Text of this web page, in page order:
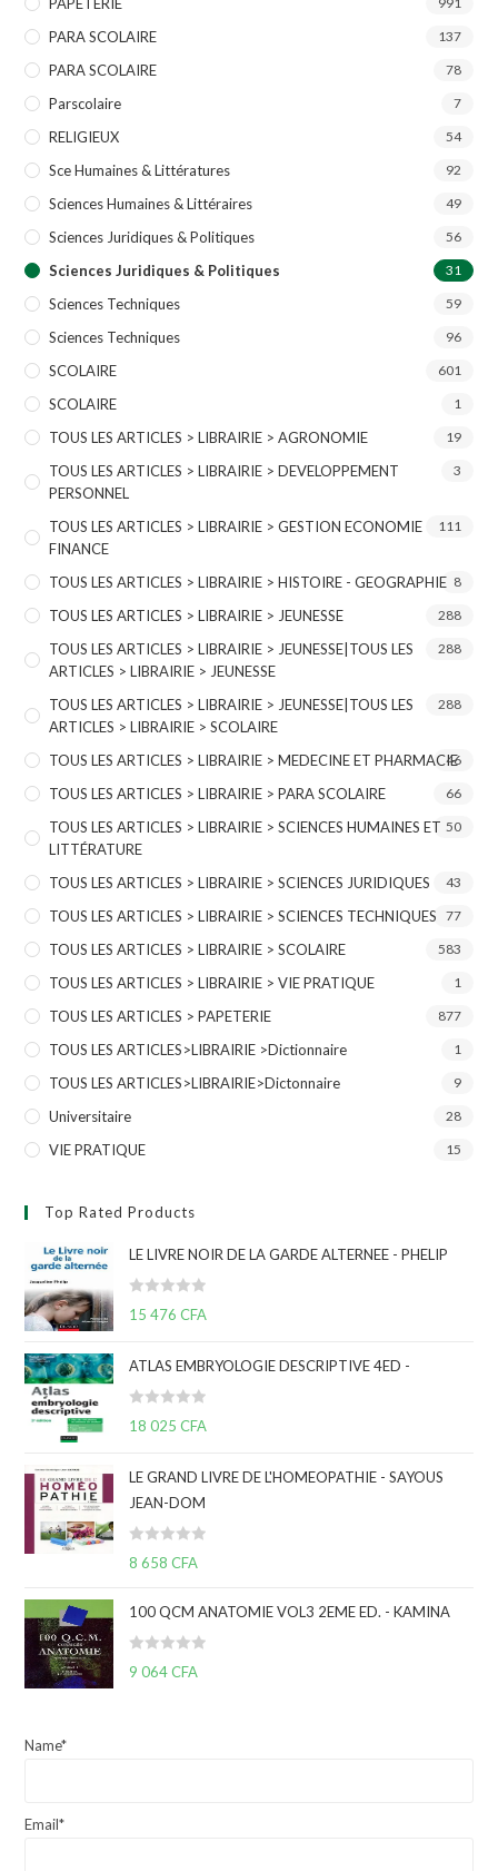
PARA SCOLAIRE 137
PARA SCOLAIRE 78
Parscolaire 7
RELIGIEUX 54
Sce Humaines & Littératures 92
Sciences Humaines & Littéraires 49
Sciences Juridiques & Politiques 56
Sciences Juridiques & Politiques 31
Sciences Techniques 59
Sciences Techniques 96
SCOLAIRE 601
SCOLAIRE 1
TOUS LES ARTICLES > LIBRAIRIE > AGRONOMIE 19
TOUS LES ARTICLES > LIBRAIRIE > DEVELOPPEMENT
PERSONNEL
3
TOUS LES ARTICLES > LIBRAIRIE > GESTION ECONOMIE
FINANCE
111
TOUS LES ARTICLES > LIBRAIRIE > HISTOIRE - GEOGRAPHIE 8
TOUS LES ARTICLES > LIBRAIRIE > JEUNESSE 288
TOUS LES ARTICLES > LIBRAIRIE > JEUNESSE|TOUS LES
ARTICLES > LIBRAIRIE > JEUNESSE
288
TOUS LES ARTICLES > LIBRAIRIE > JEUNESSE|TOUS LES
ARTICLES > LIBRAIRIE > SCOLAIRE
288
TOUS LES ARTICLES > LIBRAIRIE > MEDECINE ET PHARMACIE
46
TOUS LES ARTICLES > LIBRAIRIE > PARA SCOLAIRE 66
TOUS LES ARTICLES > LIBRAIRIE > SCIENCES HUMAINES ET
LITTÉRATURE
50
TOUS LES ARTICLES > LIBRAIRIE > SCIENCES JURIDIQUES 43
TOUS LES ARTICLES > LIBRAIRIE > SCIENCES TECHNIQUES 77
TOUS LES ARTICLES > LIBRAIRIE > SCOLAIRE 583
TOUS LES ARTICLES > LIBRAIRIE > VIE PRATIQUE 1
TOUS LES ARTICLES > PAPETERIE 877
TOUS LES ARTICLES>LIBRAIRIE >Dictionnaire 1
TOUS LES ARTICLES>LIBRAIRIE>Dictonnaire 9
Universitaire 28
VIE PRATIQUE 15
Top Rated Products
LE LIVRE NOIR DE LA GARDE ALTERNEE - PHELIP
N
0
s
r
15 476CFA
ATLAS EMBRYOLOGIE DESCRIPTIVE 4ED -
N
0
s
u
5
18 025CFA
LE GRAND LIVRE DE L'HOMEOPATHIE - SAYOUS
JEAN-DOM
N
0
s
8 658CFA
100 QCM ANATOMIE VOL3 2EME ED. - KAMINA
N
9 064CFA
Name*
Email*